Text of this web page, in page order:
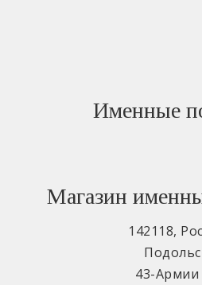
Именные
Магазин
142118,
43-Армии